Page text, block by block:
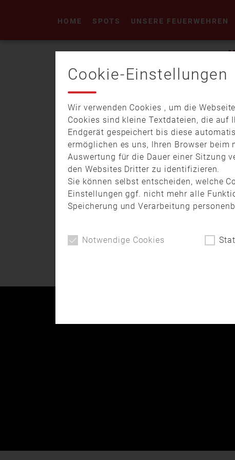
HOME SPOTS UNSERE FEUERWEHREN
09.08.19:02 13:15
Flughafen München: Wie die Feuerwehr
den Notfall trainiert
eine der modernsten
Trainingsanlagen Europas.
Cookie-Einstellungen
Wir verwenden Cookies , um die
Cookies sind kleine Textdateien, die auf
Endgerät gespeichert bis diese
ermöglichen es uns, Ihren Browser
Auswertung für die Dauer einer Sitzung
den Websites Dritter zu identifizieren.
Sie können selbst entscheiden, welche
Einstellungen ggf. nicht mehr alle
Speicherung und Verarbeitung
Notwendige Cookies